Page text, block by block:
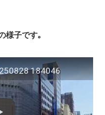
様子です｡
184046